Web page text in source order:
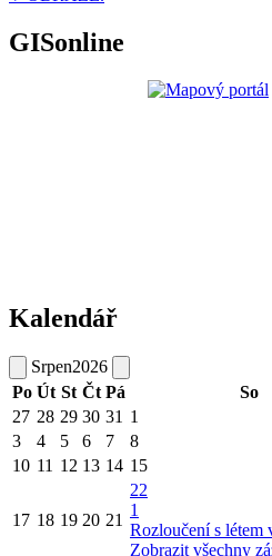
GISonline
Kalendář
Srpen2026
Po Út St Čt Pá So
27 28 29 30 31 1
3
4 5 6 7 8
10 11 12 13 14 15
17 18 19 20 21
22
1
Rozloučení s létem
Zobrazit všechny